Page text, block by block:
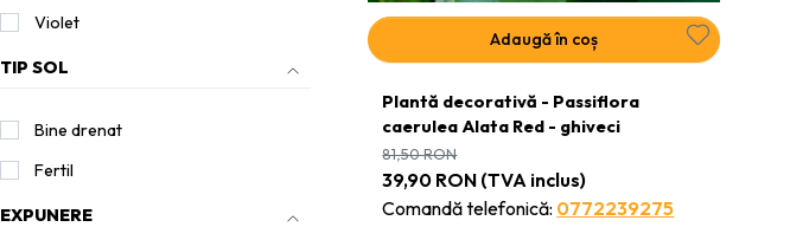
Violet
TIP SOL
Bine drenat
Fertil
EXPUNERE
Adaugă în coș
Plantă decorativă - Passiflora
caerulea Alata Red - ghiveci
39,90 RON (TVA inclus)
Comandă telefonică: 0772239275
81,50RON